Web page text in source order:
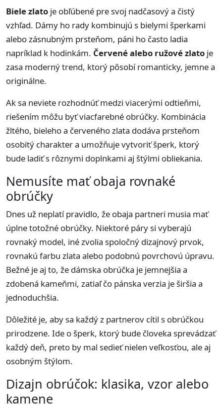
Biele zlato je obľúbené pre svoj nadčasový a čistý
vzhľad. Dámy ho rady kombinujú s bielymi šperkami
alebo zásnubným prsteňom, páni ho často ladia
napríklad k hodinkám. Červené alebo ružové zlato je
zasa moderný trend, ktorý pôsobí romanticky, jemne a
originálne.
Ak sa neviete rozhodnúť medzi viacerými odtieňmi,
riešením môžu byť viacfarebné obrúčky. Kombinácia
žltého, bieleho a červeného zlata dodáva prsteňom
osobitý charakter a umožňuje vytvoriť šperk, ktorý
bude ladiť s rôznymi doplnkami aj štýlmi obliekania.
Nemusíte mať obaja rovnaké
obrúčky
Dnes už neplatí pravidlo, že obaja partneri musia mať
úplne totožné obrúčky. Niektoré páry si vyberajú
rovnaký model, iné zvolia spoločný dizajnový prvok,
rovnakú farbu zlata alebo podobnú povrchovú úpravu.
Bežné je aj to, že dámska obrúčka je jemnejšia a
zdobená kameňmi, zatiaľ čo pánska verzia je širšia a
jednoduchšia.
Dôležité je, aby sa každý z partnerov cítil s obrúčkou
prirodzene. Ide o šperk, ktorý bude človeka sprevádzať
každý deň, preto by mal sedieť nielen veľkosťou, ale aj
osobným štýlom.
Dizajn obrúčok: klasika, vzor alebo
kamene